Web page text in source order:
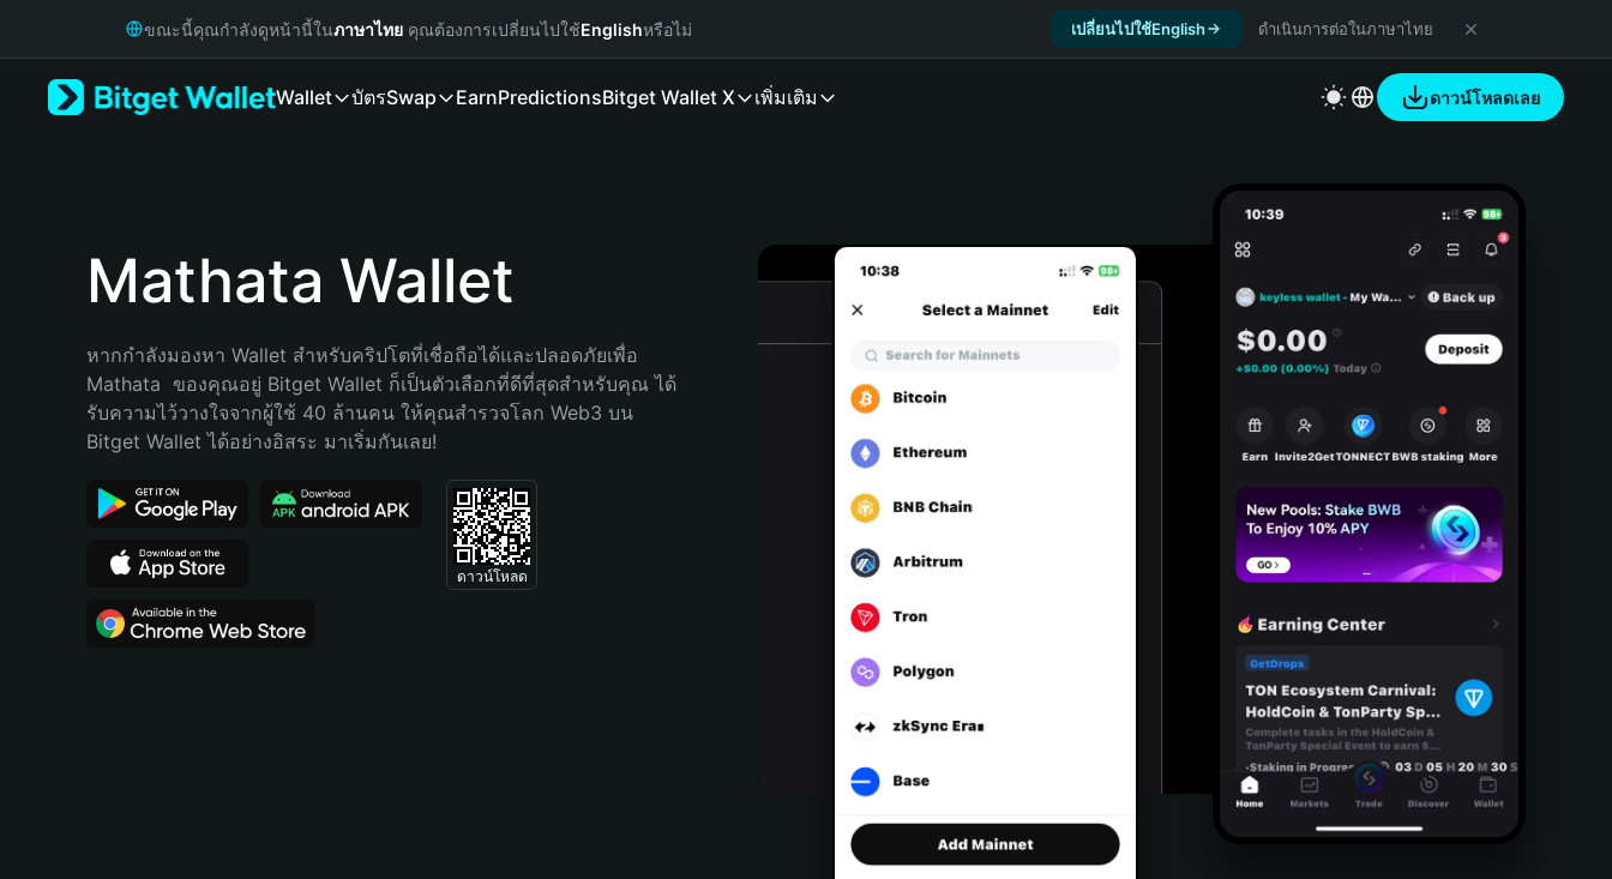
Русский
Bahasa Indonesia
Português (Brasil)
ขณะนี้คุณกำลังดูหน้านี้ในภาษาไทย คุณต้องการเปลี่ยนไปใช้Englishหรือไม่ เปลี่ยนไปใช้English ดำเนินการต่อในภาษาไทย
Wallet บัตรSwap EarnPredictionsBitget Wallet X เพิ่มเติม ดาวน์โหลดเลย
Mathata Wallet
หากกำลังมองหา Wallet สำหรับคริปโตที่เชื่อถือได้และปลอดภัยเพื่อ
Mathata  ของคุณอยู่ Bitget Wallet ก็เป็นตัวเลือกที่ดีที่สุดสำหรับคุณ ได้
รับความไว้วางใจจากผู้ใช้ 40 ล้านคน ให้คุณสำรวจโลก Web3 บน
Bitget Wallet ได้อย่างอิสระ มาเริ่มกันเลย!
ดาวน์โหลด